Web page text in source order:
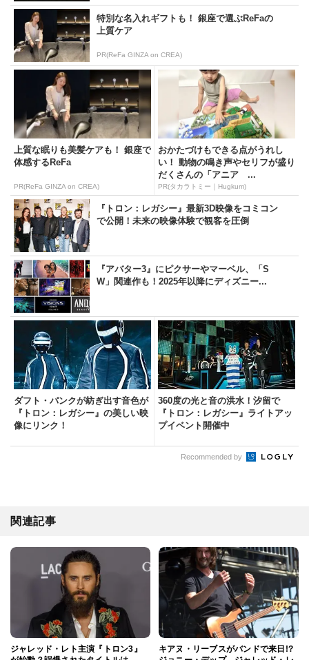
特別な名入れギフトも！ 銀座で選ぶReFaの
上質ケア
PR(ReFa GINZA on CREA)
上質な眠りも美髪ケアも！ 銀座で
体感するReFa
PR(ReFa GINZA on CREA)
おかたづけもできる点がうれし
い！ 動物の鳴き声やセリフが盛り
だくさんの「アニア ...
PR(タカラトミー｜Hugkum)
『トロン：レガシー』最新3D映像をコミコン
で公開！未来の映像体験で観客を圧倒
『アバター3』にピクサーやマーベル、「S
W」関連作も！2025年以降にディズニー...
ダフト・パンクが紡ぎ出す音色が
『トロン：レガシー』の美しい映
像にリンク！
360度の光と音の洪水！汐留で
『トロン：レガシー』ライトアッ
プイベント開催中
Recommended by
関連記事
ジャレッド・レト主演『トロン3』
キアヌ・リーブスがバンドで来日!?